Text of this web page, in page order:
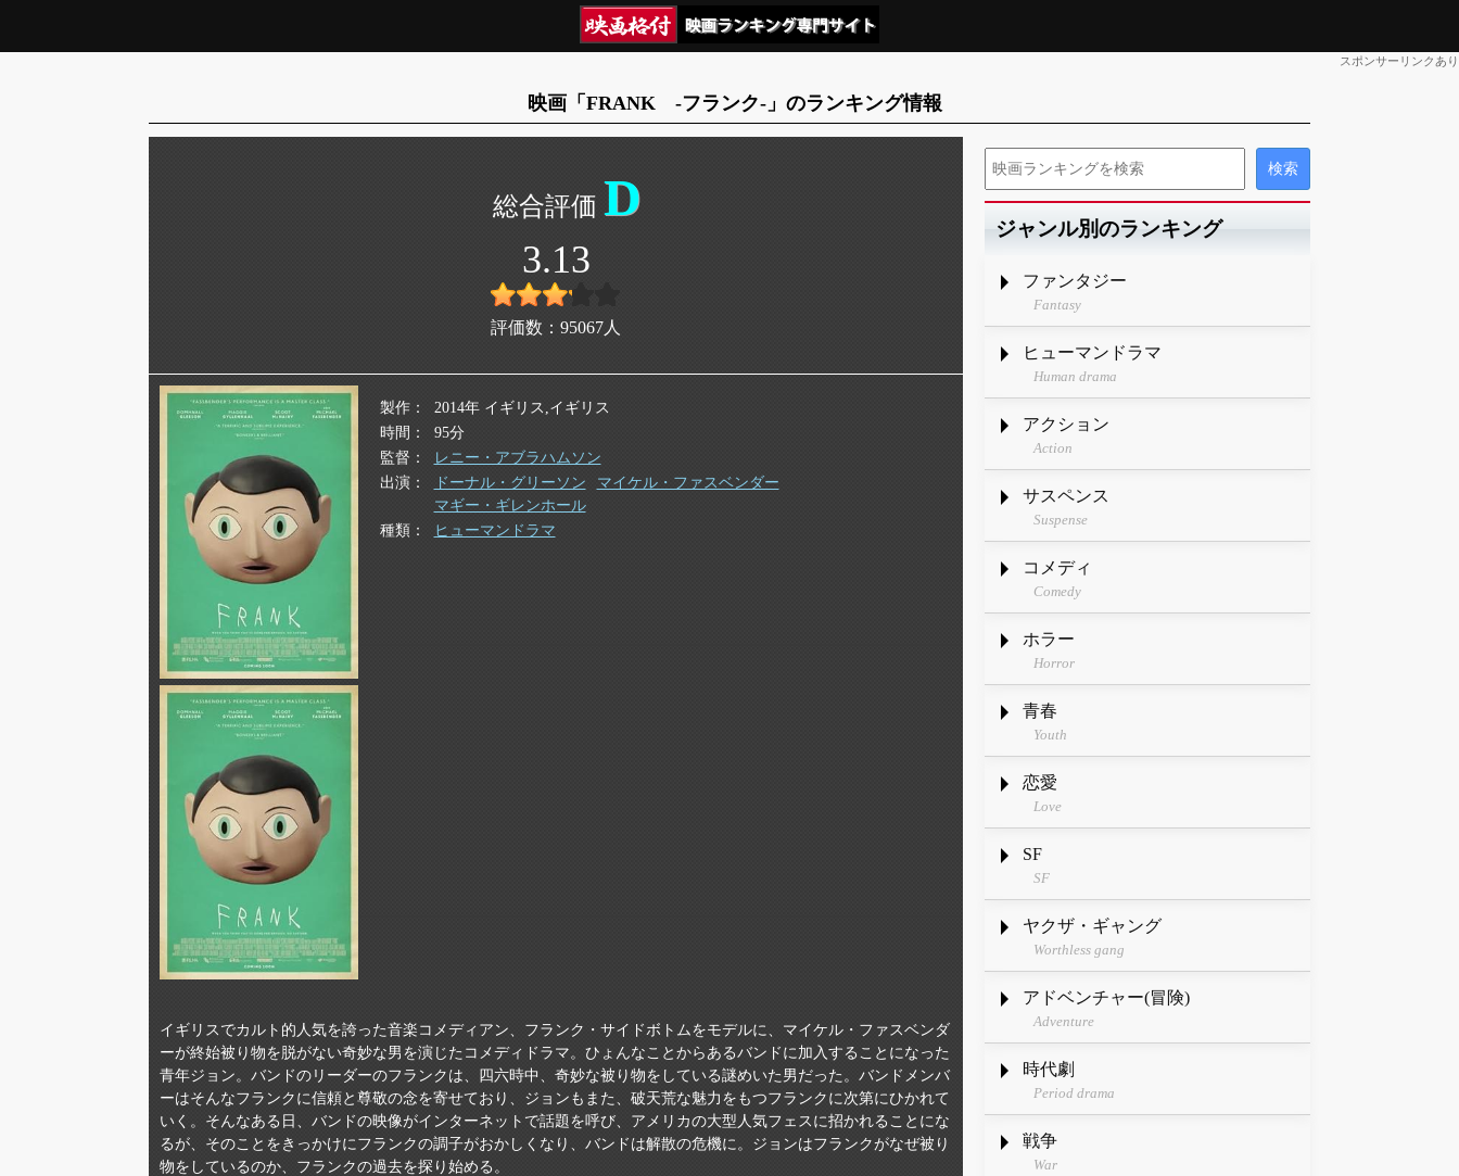
スポンサーリンクあり
映画「FRANK -フランク-」のランキング情報
D
3.13
評価数： 95067 人
製作
2014年 イギリス,イギリス
時間
95分
監督
レニー・アブラハムソン
出演
ドーナル・グリーソン
マイケル・ファスベンダー
マギー・ギレンホール
種類
ヒューマンドラマ
イギリスでカルト的人気を誇った音楽コメディアン、フランク・サイドボトムをモデルに、マイケル・ファスベンダ
ーが終始被り物を脱がない奇妙な男を演じたコメディドラマ。ひょんなことからあるバンドに加入することになった
青年ジョン。バンドのリーダーのフランクは、四六時中、奇妙な被り物をしている謎めいた男だった。バンドメンバ
ーはそんなフランクに信頼と尊敬の念を寄せており、ジョンもまた、破天荒な魅力をもつフランクに次第にひかれて
いく。そんなある日、バンドの映像がインターネットで話題を呼び、アメリカの大型人気フェスに招かれることにな
るが、そのことをきっかけにフランクの調子がおかしくなり、バンドは解散の危機に。ジョンはフランクがなぜ被り
物をしているのか、フランクの過去を探り始める。
ジャンル別のランキング
ファンタジー
Fantasy
ヒューマンドラマ
Human drama
アクション
Action
サスペンス
Suspense
コメディ
Comedy
ホラー
Horror
青春
Youth
恋愛
Love
SF
SF
ヤクザ・ギャング
Worthless gang
アドベンチャー(冒険)
Adventure
時代劇
Period drama
戦争
War